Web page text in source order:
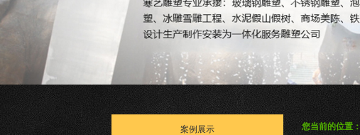
您当前的位置：
案例展示